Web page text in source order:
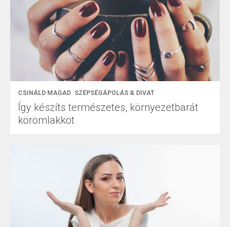
CSINÁLD MAGAD SZÉPSÉGÁPOLÁS & DIVAT
Így készíts természetes, környezetbarát
körömlakkot